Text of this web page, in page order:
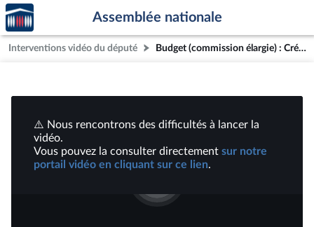
Aller au contenu
Aller en bas de la page
Accèder
à la
page
d'accueil
Assemblée nationale
Interventions vidéo du député Budget (commission élargie) : Crédits 2014 : Immigration, asile et intégration | Vidéos
Lire
⚠️ Nous rencontrons des difficultés à lancer la
vidéo.
Vous pouvez la consulter directement sur notre
portail vidéo en cliquant sur ce lien.